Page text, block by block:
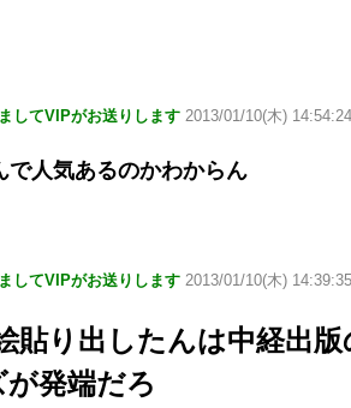
してVIPがお送りします 2013/01/10(木)
で人気あるのかわからん
してVIPがお送りします 2013/01/10(木)
貼り出したんは中経出
発端だろ